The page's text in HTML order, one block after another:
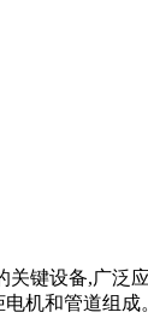
键设备,广
机和管道组成